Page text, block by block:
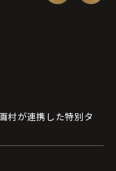
村が連携した特別タ